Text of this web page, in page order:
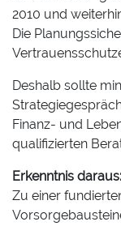
2010 und
Die
Deshalb sollte
Finanz- und
qualifizierten
Erkenntnis daraus:
Zu einer